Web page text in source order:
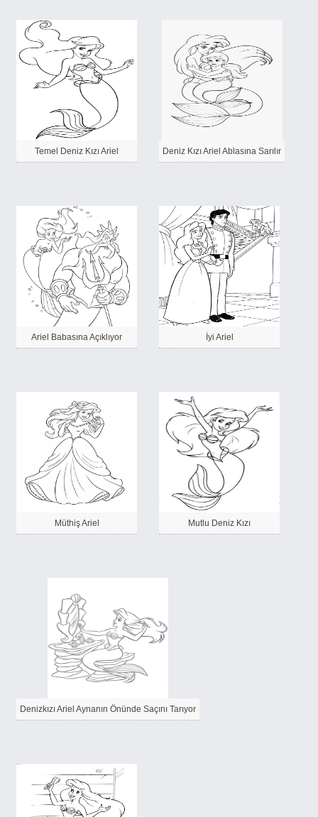
Temel Deniz Kızı Ariel Deniz Kızı Ariel Ablasına Sarılır
Ariel Babasına Açıklıyor İyi Ariel
Müthiş Ariel Mutlu Deniz Kızı
Denizkızı Ariel Aynanın Önünde Saçını Tarıyor